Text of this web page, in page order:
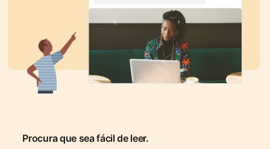
Procura que sea fácil de leer.